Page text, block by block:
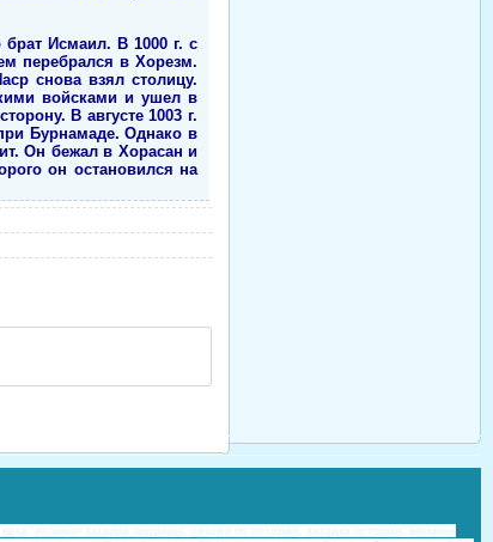
Исмаил. В 1000 г. с
перебрался в Хорезм.
снова взял столицу.
войсками и ушел в
В августе 1003 г.
Бурнамаде. Однако в
Он бежал в Хорасан и
он остановился на
великие загадки природы, лекции по истории, загадки истории,
великие